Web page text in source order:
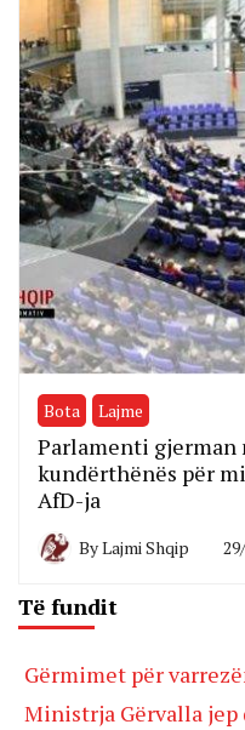
Bota Lajme
Parlamenti
kundërthënës për
AfD-ja
ByLajmi Shqip
Të fundit
Gërmimet për
Ministrja Gërvalla jep